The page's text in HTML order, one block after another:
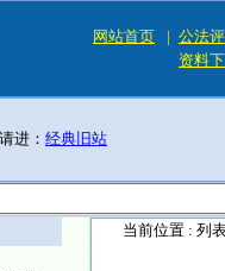
网站首页 | 公法
资料
进： 经典旧站
当前位置 : 列